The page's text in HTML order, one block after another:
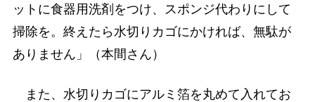
ットに食器用洗剤をつけ、スポンジ代わりにして
掃除を。終えたら水切りカゴにかければ、無駄が
ありません」（本間さん）
また、水切りカゴにアルミ箔を丸めて入れてお